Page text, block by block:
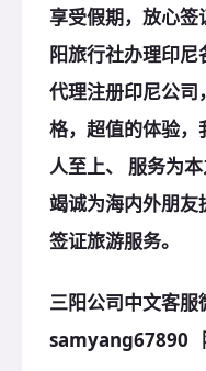
享受假期，放心签
阳旅行社办理印尼
代理注册印尼公司
格，超值的体验，
人至上、 服务为本
竭诚为海内外朋友
签证旅游服务。
三阳公司中文客服
samyang67890